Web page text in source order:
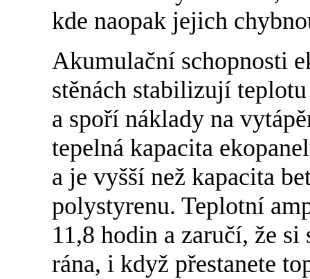
kde naopak jejich
Akumulační schopnosti
stěnách stabilizují
a spoří náklady na
tepelná kapacita
a je vyšší než kapacita
polystyrenu. Teplotní
11,8 hodin a zaručí, že
rána, i když přestanete